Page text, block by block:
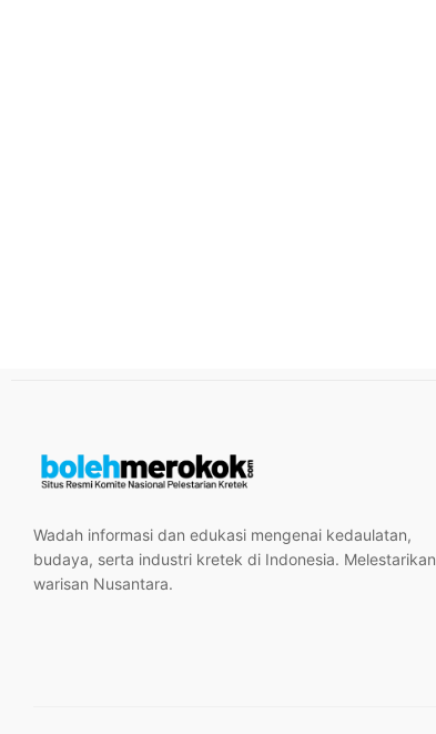
Wadah informasi dan edukasi mengenai kedaulatan,
budaya, serta industri kretek di Indonesia. Melestarikan
warisan Nusantara.